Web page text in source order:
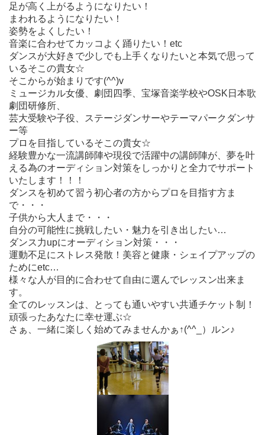
足が高く上がるようになりたい！
まわれるようになりたい！
姿勢をよくしたい！
音楽に合わせてカッコよく踊りたい！etc
ダンスが大好きで少しでも上手くなりたいと本気で思って
いるそこの貴女☆
そこからが始まりです(^^)v
ミュージカル女優、劇団四季、宝塚音楽学校やOSK日本歌
劇団研修所、
芸大受験や子役、ステージダンサーやテーマパークダンサ
ー等
プロを目指しているそこの貴女☆
経験豊かな一流講師陣や現役で活躍中の講師陣が、夢を叶
える為のオーディション対策をしっかりと全力でサポート
いたします！！！
ダンスを初めて習う初心者の方からプロを目指す方ま
で・・・
子供から大人まで・・・
自分の可能性に挑戦したい・魅力を引き出したい…
ダンス力upにオーディション対策・・・
運動不足にストレス発散！美容と健康・シェイプアップの
ためにetc…
様々な人が目的に合わせて自由に選んでレッスン出来ま
す。
全てのレッスンは、とっても通いやすい共通チケット制！
頑張ったあなたに幸せ運ぶ☆
さぁ、一緒に楽しく始めてみませんかぁ↑(^^_）ルン♪